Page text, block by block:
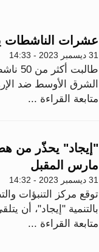
عشرات الناشطات
31 ديسمبر 2023 - 14:33
الشرق الأوسط ضد
متابعة القراءة ...
"إيجاد" يحذّر من
مارس المقبل
31 ديسمبر 2023 - 14:32
توقع مركز التنبؤات
بالتنمية "إيجاد"، أن
متابعة القراءة ...